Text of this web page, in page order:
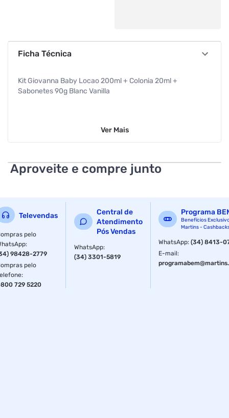
Ficha Técnica
Kit Giovanna Baby Locao 200ml + Colonia 20ml +
Sabonetes 90g Blanc Vanilla
Ver Mais
Aproveite e compre junto
Televendas
pelo
:
98428-2779
pelo
:
729 5220
Central de
Atendimento
Pós Vendas
WhatsApp:
(34) 3301-5819
Programa
Benefícios
Martins -
WhatsApp:(34) 8413-
E-mail: